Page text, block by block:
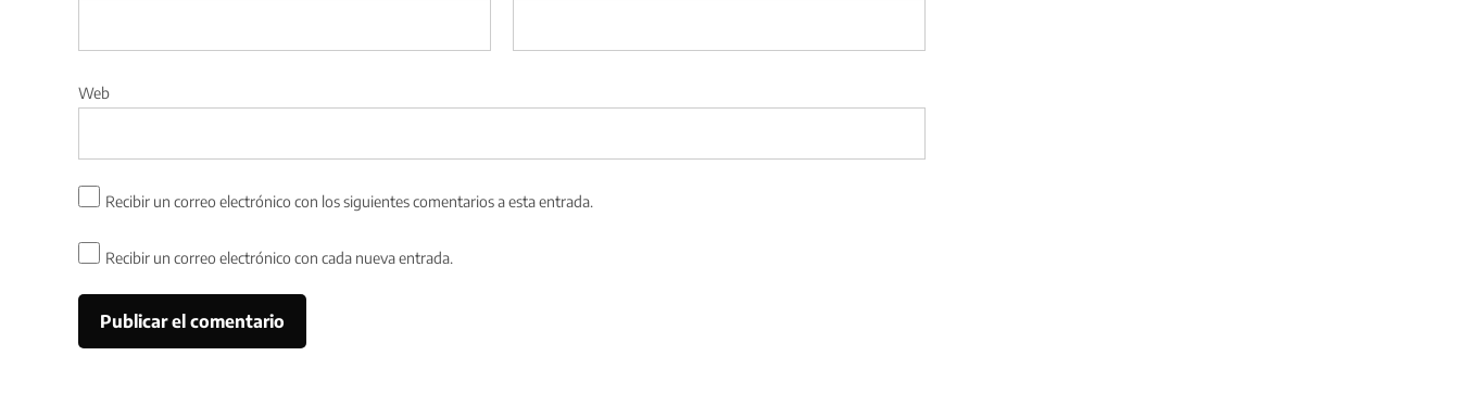
Web
Recibir un correo electrónico con los siguientes comentarios a esta entrada.
Recibir un correo electrónico con cada nueva entrada.